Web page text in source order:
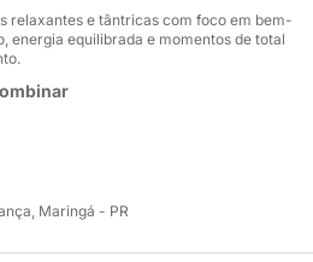
relaxantes e tântricas com foco em bem-
energia equilibrada e momentos de total
Maringá - PR